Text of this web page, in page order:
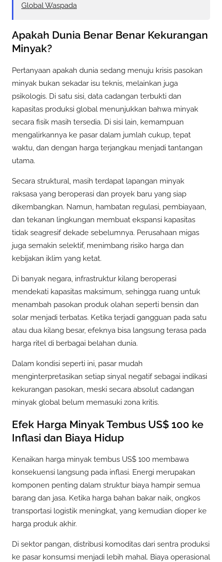
Global Waspada
Apakah Dunia Benar Benar Kekurangan
Minyak?
Pertanyaan apakah dunia sedang menuju krisis pasokan
minyak bukan sekadar isu teknis, melainkan juga
psikologis. Di satu sisi, data cadangan terbukti dan
kapasitas produksi global menunjukkan bahwa minyak
secara fisik masih tersedia. Di sisi lain, kemampuan
mengalirkannya ke pasar dalam jumlah cukup, tepat
waktu, dan dengan harga terjangkau menjadi tantangan
utama.
Secara struktural, masih terdapat lapangan minyak
raksasa yang beroperasi dan proyek baru yang siap
dikembangkan. Namun, hambatan regulasi, pembiayaan,
dan tekanan lingkungan membuat ekspansi kapasitas
tidak seagresif dekade sebelumnya. Perusahaan migas
juga semakin selektif, menimbang risiko harga dan
kebijakan iklim yang ketat.
Di banyak negara, infrastruktur kilang beroperasi
mendekati kapasitas maksimum, sehingga ruang untuk
menambah pasokan produk olahan seperti bensin dan
solar menjadi terbatas. Ketika terjadi gangguan pada satu
atau dua kilang besar, efeknya bisa langsung terasa pada
harga ritel di berbagai belahan dunia.
Dalam kondisi seperti ini, pasar mudah
menginterpretasikan setiap sinyal negatif sebagai indikasi
kekurangan pasokan, meski secara absolut cadangan
minyak global belum memasuki zona kritis.
Efek Harga Minyak Tembus US$ 100 ke
Inflasi dan Biaya Hidup
Kenaikan harga minyak tembus US$ 100 membawa
konsekuensi langsung pada inflasi. Energi merupakan
komponen penting dalam struktur biaya hampir semua
barang dan jasa. Ketika harga bahan bakar naik, ongkos
transportasi logistik meningkat, yang kemudian dioper ke
harga produk akhir.
Di sektor pangan, distribusi komoditas dari sentra produksi
ke pasar konsumsi menjadi lebih mahal. Biaya operasional